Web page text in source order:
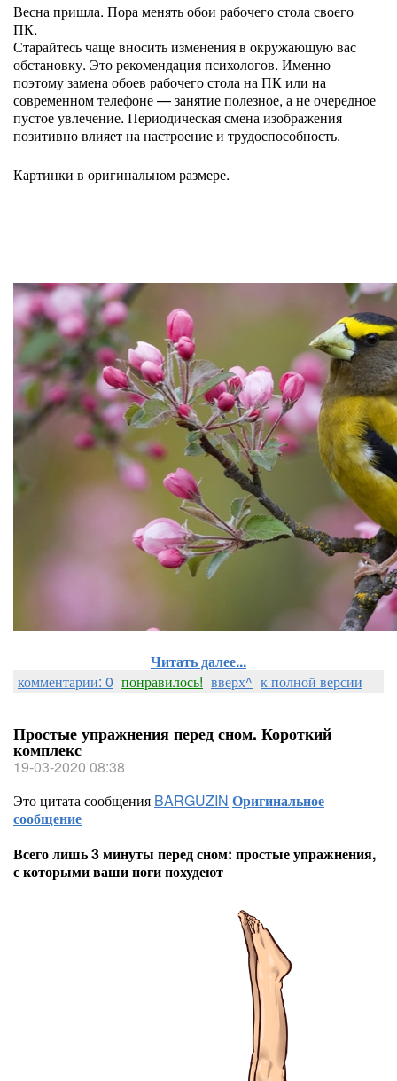
Весна пришла. Пора менять обои рабочего стола своего
ПК.
Старайтесь чаще вносить изменения в окружающую вас
обстановку. Это рекомендация психологов. Именно
поэтому замена обоев рабочего стола на ПК или на
современном телефоне — занятие полезное, а не очередное
пустое увлечение. Периодическая смена изображения
позитивно влияет на настроение и трудоспособность.
Картинки в оригинальном размере.
Читать далее...
комментарии: 0 понравилось! вверх^ к полной версии
Простые упражнения перед сном. Короткий
комплекс
19-03-2020 08:38
Это цитата сообщения BARGUZIN Оригинальное
сообщение
Всего лишь 3 минуты перед сном: простые упражнения,
с которыми ваши ноги похудеют